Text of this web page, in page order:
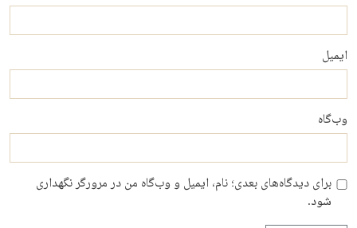
ایمیل
وب‌گاه
برای دیدگاه‌های بعدی؛ نام، ایمیل و وب‌گاه من در مرورگر نگهداری
شود.